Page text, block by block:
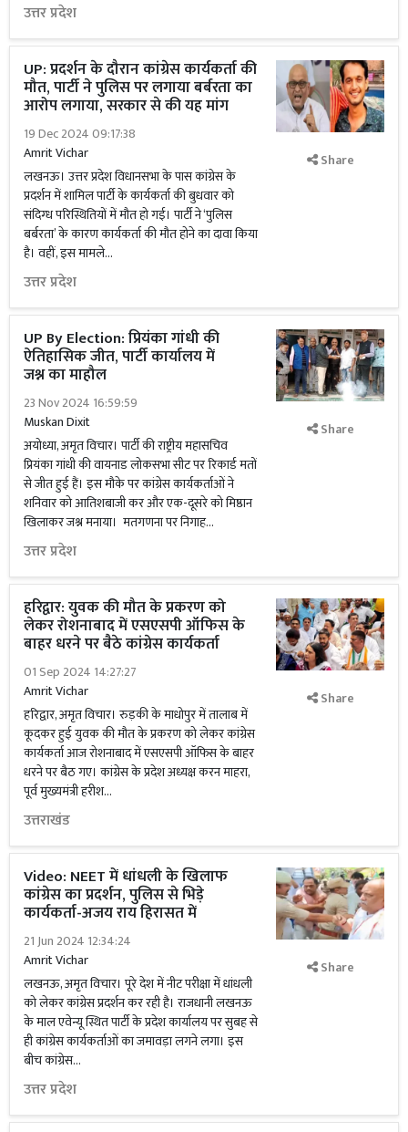
उत्तर प्रदेश
UP: प्रदर्शन के दौरान कांग्रेस कार्यकर्ता की
मौत, पार्टी ने पुलिस पर लगाया बर्बरता का
आरोप लगाया, सरकार से की यह मांग
19 Dec 2024 09:17:38
Amrit Vichar
लखनऊ। उत्तर प्रदेश विधानसभा के पास कांग्रेस के
प्रदर्शन में शामिल पार्टी के कार्यकर्ता की बुधवार को
संदिग्ध परिस्थितियों में मौत हो गई। पार्टी ने ‘पुलिस
बर्बरता’ के कारण कार्यकर्ता की मौत होने का दावा किया
है। वहीं, इस मामले...
उत्तर प्रदेश
Share
UP By Election: प्रियंका गांधी की
ऐतिहासिक जीत, पार्टी कार्यालय में
जश्न का माहौल
23 Nov 2024 16:59:59
Muskan Dixit
अयोध्या, अमृत विचार। पार्टी की राष्ट्रीय महासचिव
प्रियंका गांधी की वायनाड लोकसभा सीट पर रिकार्ड मतों
से जीत हुई हैं। इस मौके पर कांग्रेस कार्यकर्ताओं ने
शनिवार को आतिशबाजी कर और एक-दूसरे को मिष्ठान
खिलाकर जश्न मनाया। मतगणना पर निगाह...
उत्तर प्रदेश
Share
हरिद्वार: युवक की मौत के प्रकरण को
लेकर रोशनाबाद में एसएसपी ऑफिस के
बाहर धरने पर बैठे कांग्रेस कार्यकर्ता
01 Sep 2024 14:27:27
Amrit Vichar
हरिद्वार, अमृत विचार। रुड़की के माधोपुर में तालाब में
कूदकर हुई युवक की मौत के प्रकरण को लेकर कांग्रेस
कार्यकर्ता आज रोशनाबाद में एसएसपी ऑफिस के बाहर
धरने पर बैठ गए। कांग्रेस के प्रदेश अध्यक्ष करन माहरा,
पूर्व मुख्यमंत्री हरीश...
उत्तराखंड
Share
Video: NEET में धांधली के खिलाफ
कांग्रेस का प्रदर्शन, पुलिस से भिड़े
कार्यकर्ता-अजय राय हिरासत में
21 Jun 2024 12:34:24
Amrit Vichar
लखनऊ, अमृत विचार। पूरे देश में नीट परीक्षा में धांधली
को लेकर कांग्रेस प्रदर्शन कर रही है। राजधानी लखनऊ
के माल एवेन्यू स्थित पार्टी के प्रदेश कार्यालय पर सुबह से
ही कांग्रेस कार्यकर्ताओं का जमावड़ा लगने लगा। इस
बीच कांग्रेस...
उत्तर प्रदेश
Share